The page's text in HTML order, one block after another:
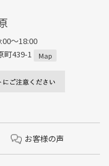
～18:00
町439-1
Map
お客様の声